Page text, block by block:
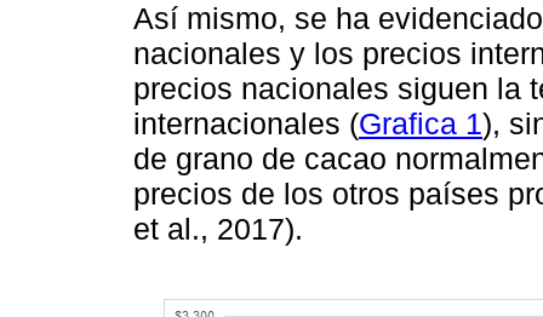
Así mismo, se ha
nacionales y los precios
precios nacionales siguen la
internacionales (Grafica 1),
de grano de cacao
precios de los otros países
et al., 2017).